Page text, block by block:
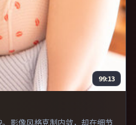
99:13
影像风格克制内敛，却在细节